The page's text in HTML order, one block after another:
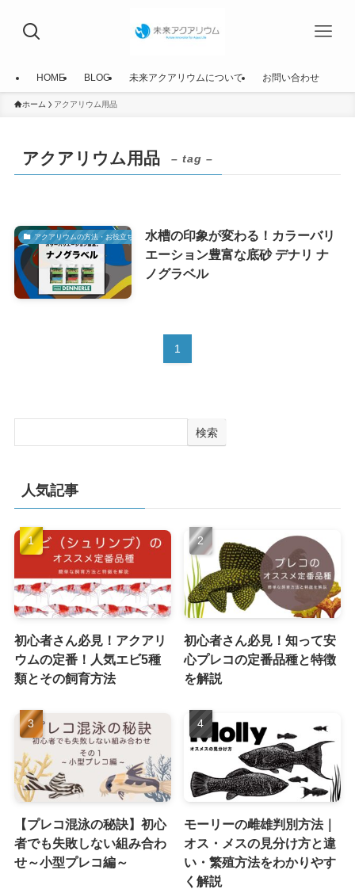
HOME BLOG 未来アクアリウムについて お問い合わせ
ホーム アクアリウム用品
アクアリウム用品 – tag –
アクアリウムの方法・お役立ち情報水槽の印象が変わる！カラーバリ
エーション豊富な底砂 デナリ ナ
ノグラベル
1
検索
人気記事
初心者さん必見！アクアリ
ウムの定番！人気エビ5種
類とその飼育方法
初心者さん必見！知って安
心プレコの定番品種と特徴
を解説
【プレコ混泳の秘訣】初心
者でも失敗しない組み合わ
せ～小型プレコ編～
モーリーの雌雄判別方法｜
オス・メスの見分け方と違
い・繁殖方法をわかりやす
く解説